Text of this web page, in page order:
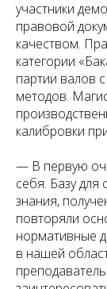
участники
правовой
качеством.
категории
партии валов
методов.
калибровки
— В первую
себя. Базу для
знания,
повторяли
нормативные
в нашей